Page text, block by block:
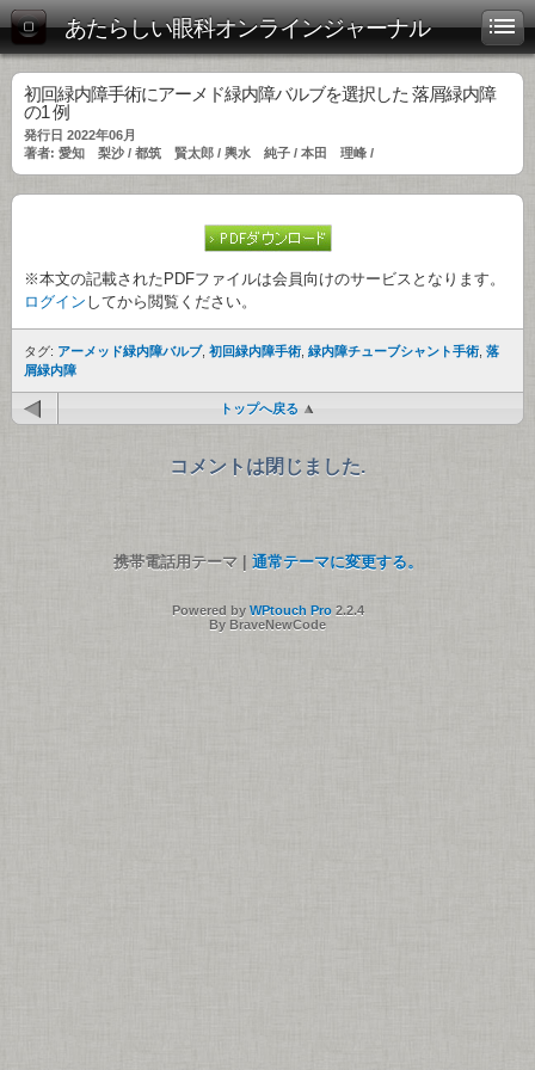
あたらしい眼科オンラインジャーナル
初回緑内障手術にアーメド緑内障バルブを選択した 落屑緑内障
の1 例
発行日 2022年06月
著者: 愛知 梨沙 / 都筑 賢太郎 / 輿水 純子 / 本田 理峰 /
※本文の記載されたPDFファイルは会員向けのサービスとなります。
ログイン してから閲覧ください。
タグ: アーメッド緑内障バルブ, 初回緑内障手術 緑内障チューブシャント手術 落
屑緑内障
トップへ戻る
コメントは閉じました.
携帯電話用テーマ | 通常テーマに変更する。
Powered by WPtouch Pro2.2.4
By BraveNewCode